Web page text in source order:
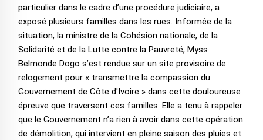
particulier dans le cadre d’une procédure judiciaire, a
exposé plusieurs familles dans les rues. Informée de la
situation, la ministre de la Cohésion nationale, de la
Solidarité et de la Lutte contre la Pauvreté, Myss
Belmonde Dogo s’est rendue sur un site provisoire de
relogement pour « transmettre la compassion du
Gouvernement de Côte d'Ivoire » dans cette douloureuse
épreuve que traversent ces familles. Elle a tenu à rappeler
que le Gouvernement n’a rien à avoir dans cette opération
de démolition, qui intervient en pleine saison des pluies et